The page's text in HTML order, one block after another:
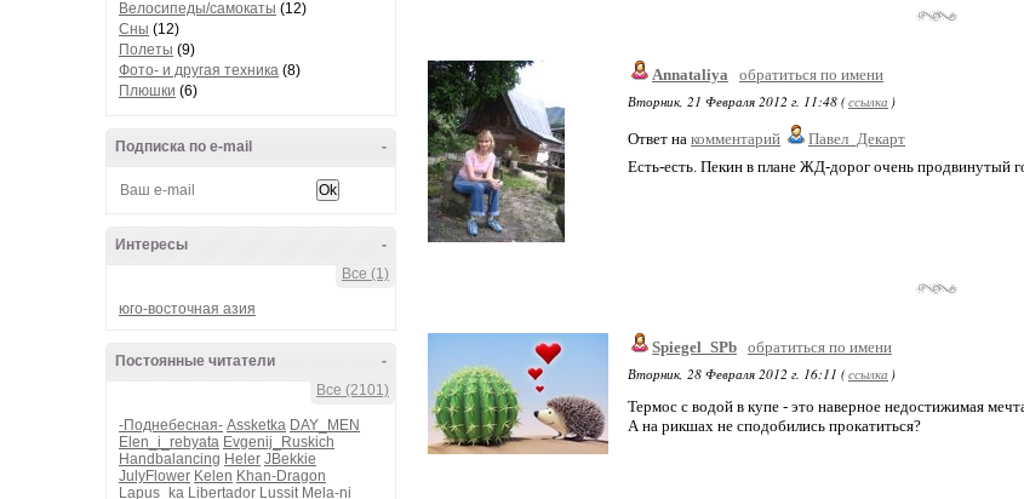
Велосипеды/самокаты (12)
Сны (12)
Полеты (9)
Фото- и другая техника (8)
Плюшки (6)
-
Подписка по e-mail
-
Интересы
Все (1)
юго-восточная азия
-
Постоянные читатели
Все (2101)
-Поднебесная- Assketka DAY_MEN
Elen_i_rebyata Evgenij_Ruskich
Handbalancing Heler JBekkie
JulyFlower Kelen Khan-Dragon
Lapus_ka Libertador Lussit Mela-ni
Annataliya
обратиться по имени
Вторник, 21 Февраля 2012 г. 11:48 (ссылка )
Ответ на комментарий
Павел_Декарт
Есть-есть. Пекин в плане ЖД-дорог очень продвинутый
Spiegel_SPb обратиться по имени
Вторник, 28 Февраля 2012 г. 16:11 (ссылка )
Термос с водой в купе - это наверное недостижимая
А на рикшах не сподобились прокатиться?